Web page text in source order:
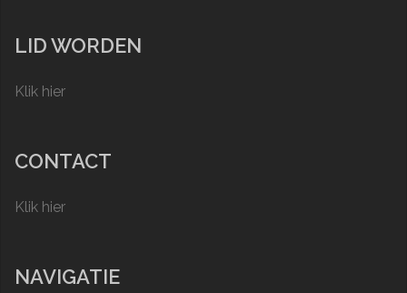
LID WORDEN
Klik hier
CONTACT
Klik hier
NAVIGATIE